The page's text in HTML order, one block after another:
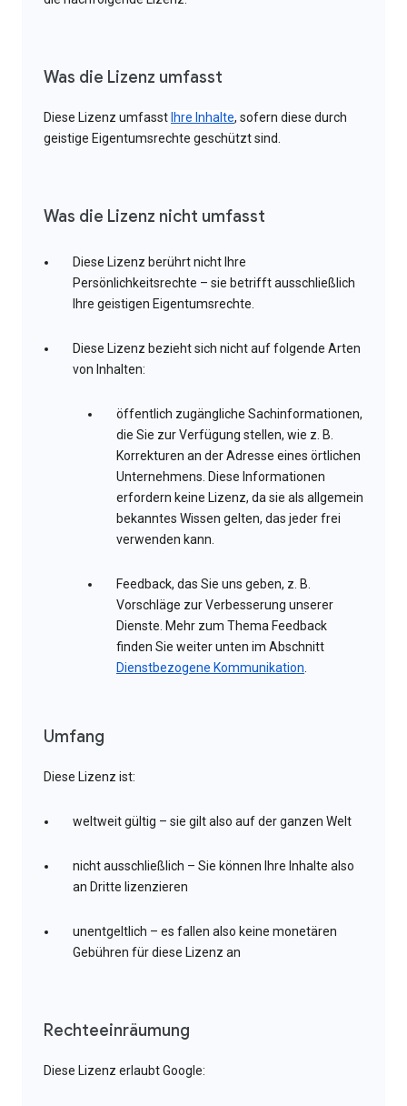
Was die Lizenz umfasst
Diese Lizenz umfasst Ihre Inhalte, sofern diese durch
geistige Eigentumsrechte geschützt sind.
Was die Lizenz nicht umfasst
Diese Lizenz berührt nicht Ihre
Persönlichkeitsrechte – sie betrifft ausschließlich
Ihre geistigen Eigentumsrechte.
Diese Lizenz bezieht sich nicht auf folgende Arten
von Inhalten:
öffentlich zugängliche Sachinformationen,
die Sie zur Verfügung stellen, wie z. B.
Korrekturen an der Adresse eines örtlichen
Unternehmens. Diese Informationen
erfordern keine Lizenz, da sie als allgemein
bekanntes Wissen gelten, das jeder frei
verwenden kann.
Feedback, das Sie uns geben, z. B.
Vorschläge zur Verbesserung unserer
Dienste. Mehr zum Thema Feedback
finden Sie weiter unten im Abschnitt
Dienstbezogene Kommunikation.
Umfang
Diese Lizenz ist:
weltweit gültig – sie gilt also auf der ganzen Welt
nicht ausschließlich – Sie können Ihre Inhalte also
an Dritte lizenzieren
unentgeltlich – es fallen also keine monetären
Gebühren für diese Lizenz an
Rechteeinräumung
Diese Lizenz erlaubt Google: